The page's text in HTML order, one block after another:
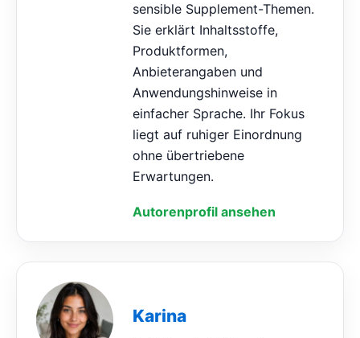
sensible Supplement-Themen.
Sie erklärt Inhaltsstoffe,
Produktformen,
Anbieterangaben und
Anwendungshinweise in
einfacher Sprache. Ihr Fokus
liegt auf ruhiger Einordnung
ohne übertriebene
Erwartungen.
Autorenprofil ansehen
Karina